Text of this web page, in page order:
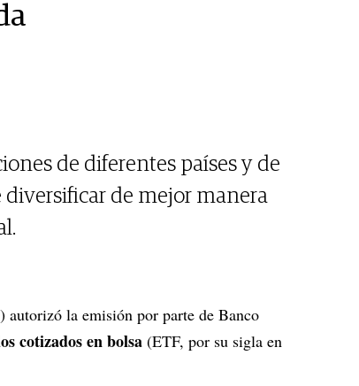
de diferentes países y de
de mejor manera
la emisión por parte de Banco
cotizados en bolsa (ETF, por su sigla en